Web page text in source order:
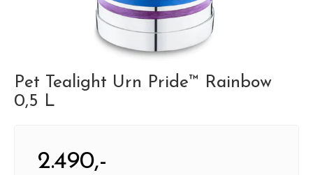
Pet Tealight Urn Pride™ Rainbow
0,5 L
2.490,-